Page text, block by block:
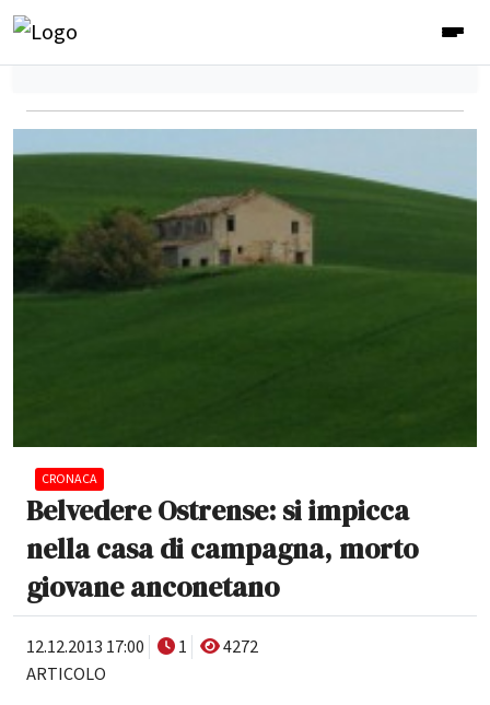
CRONACA
Belvedere Ostrense: si impicca
nella casa di campagna, morto
giovane anconetano
12.12.2013 17:00 1
4272
ARTICOLO